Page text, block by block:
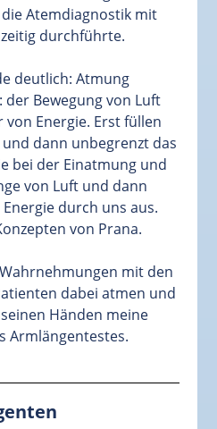
Atemdiagnostik mit
durchführte.
deutlich: Atmung
der Bewegung von Luft
Energie. Erst füllen
dann unbegrenzt das
bei der Einatmung und
von Luft und dann
durch uns aus.
von Prana.
mit den
dabei atmen und
Händen meine
Armlängentestes.